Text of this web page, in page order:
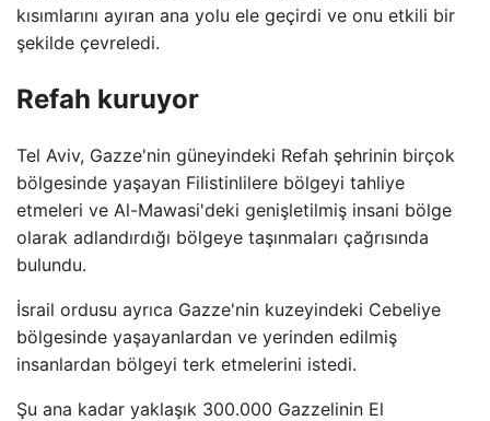
kısımlarını ayıran ana yolu ele geçirdi ve onu etkili bir
şekilde çevreledi.
Refah kuruyor
Tel Aviv, Gazze'nin güneyindeki Refah şehrinin birçok
bölgesinde yaşayan Filistinlilere bölgeyi tahliye
etmeleri ve Al-Mawasi'deki genişletilmiş insani bölge
olarak adlandırdığı bölgeye taşınmaları çağrısında
bulundu.
İsrail ordusu ayrıca Gazze'nin kuzeyindeki Cebeliye
bölgesinde yaşayanlardan ve yerinden edilmiş
insanlardan bölgeyi terk etmelerini istedi.
Şu ana kadar yaklaşık 300.000 Gazzelinin El